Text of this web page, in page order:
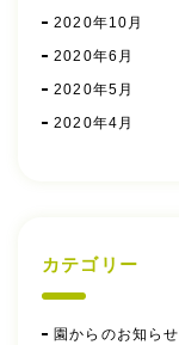
2020年10月
2020年6月
2020年5月
2020年4月
カテゴリー
園からのお知らせ